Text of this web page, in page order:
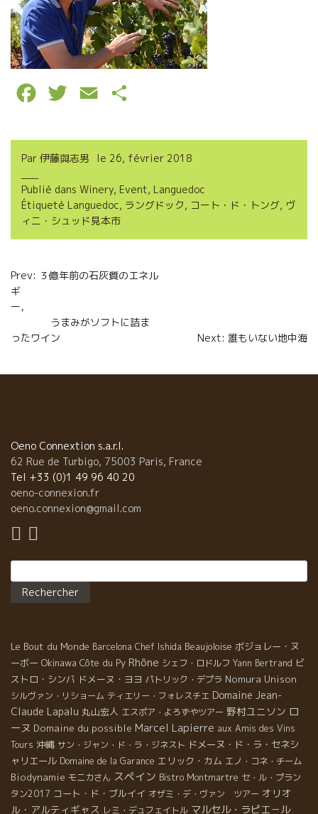
c
b
o
k
i
t
e
a
l
r
a
r
Par 伊藤與志男 le 26, février 2018
Publié dans Winery, Event, Languedoc
Étiqueté Languedoc, ラングドック, コート・ド・トング, ヴ
ィニ・シュッド見本市
Navigation
de
l’article
Prev: ３億年前の石灰質のエネル
ギ
ー，
うまみがソフトに詰ま
ったワイン
Next: 誰もいない地中海
Oeno Connextion s.a.r.l.
62 Rue de Turbigo, 75003 Paris, France
Tel +33 (0)1 49 96 40 20
oeno-connexion.fr
oeno.connexion@gmail.com
Le Bout du Monde Barcelona Chef Ishida Beaujoloise ボジョレー・ヌ
ーボー Okinawa Côte du Py Rhône シェフ・ロドルフ Yann Bertrand ビ
ストロ・シンバ ドメーヌ・ヨヨ パトリック・デプラ Nomura Unison
シルヴァン・リショーム ティエリー・フォレスチエ Domaine Jean-
Claude Lapalu 丸山宏人 エスポア・よろずやツアー 野村ユニソン ロ
ーヌ Domaine du possible Marcel Lapierre aux Amis des Vins
Tours 沖縄 サン・ジャン・ド・ラ・ジネスト ドメーヌ・ド・ラ・セネシ
ャリエール Domaine de la Garance エリック・カム エノ・コネ・チーム
Biodynamie モニカさん スペイン Bistro Montmartre セ・ル・プラン
タン2017 コート・ド・ブルイイ オザミ・デ・ヴァン ツアー オリオ
ル・アルティギャス レミ・デュフェイトル マルセル・ラピエ－ル